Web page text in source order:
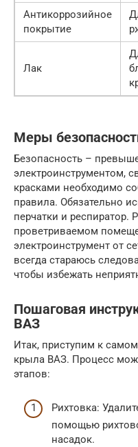
Антикоррозийное
покрытие
Лак
Меры
Безопасность –
электроинструментом,
красками необходимо
правила. Обязательно
перчатки и респиратор.
проветриваемом
электроинструмент от
всегда стараюсь
чтобы избежать
Пошаговая
ВАЗ
Итак, приступим к
крыла ВАЗ. Процесс
этапов:
Рихтовка:
помощью
насадок.